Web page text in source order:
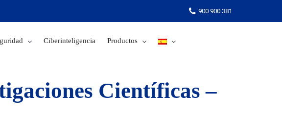
900 900 381
Ciberinteligencia Productos
Científicas –